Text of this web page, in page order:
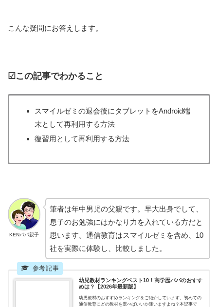
こんな疑問にお答えします。
☑この記事でわかること
スマイルゼミの退会後にタブレットをAndroid端
末として再利用する方法
復習用として再利用する方法
KENパパ親子
筆者は年中男児の父親です。早大出身でして、
息子のお勉強にはかなり力を入れている方だと
思います。通信教育はスマイルゼミを含め、10
社を実際に体験し、比較しました。
幼児教材ランキングベスト10！高学歴パパのおすす
めは？【2026年最新版】
幼児教材のおすすめランキングをご紹介しています。初めての
通信教育にどの教材を選べばいいか迷いますよね？本記事で